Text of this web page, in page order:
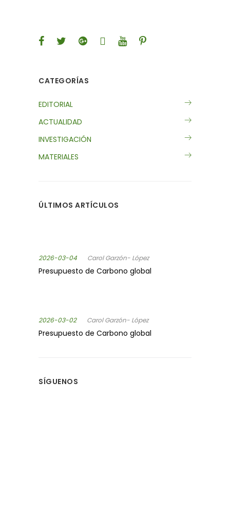
CATEGORÍAS
EDITORIAL
ACTUALIDAD
INVESTIGACIÓN
MATERIALES
ÚLTIMOS ARTÍCULOS
2026-03-04 Carol Garzón- López
Presupuesto de Carbono global
2026-03-02 Carol Garzón- López
Presupuesto de Carbono global
SÍGUENOS